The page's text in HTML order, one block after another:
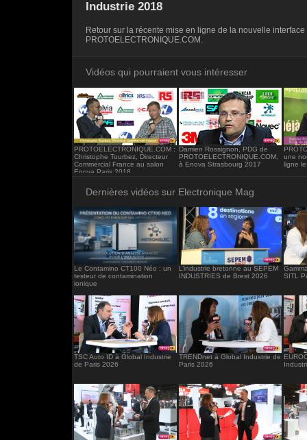
<iframe src="https://www.electronique-
Industrie 2018
Retour sur la récente mise en ligne de la nouvelle interface
PROTOELECTRONIQUE.COM.
Vidéos qui pourraient vous intéresser
PROTOELECTRONIQUE.COM :
Christophe Tourbez, Directeur
Commercial France au salon
Enova Paris 2018
Damien Rossignon, PDG de
PROTOELECTRONIQUE.COM,
à Enova Strasbourg 2017
une
ligne
Dernières vidéos sur Electronique Mag
Le Contamino CT100 Néo : un
testeur de contamination
ionique
L’industrie bretonne au SEPEM
INDUSTRIES de Brest 2026
SITL
TSC Auto ID à Global Industrie
de Paris 2026
TRENDnet à Global Industrie de
Paris 2026